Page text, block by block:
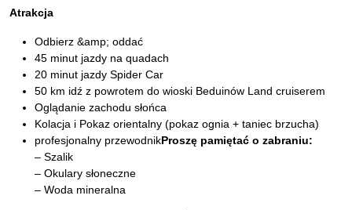
Atrakcja
Odbierz &amp; oddać
45 minut jazdy na quadach
20 minut jazdy Spider Car
50 km idź z powrotem do wioski Beduinów Land cruiserem
Oglądanie zachodu słońca
Kolacja i Pokaz orientalny (pokaz ognia + taniec brzucha)
profesjonalny przewodnikProszę pamiętać o zabraniu:
– Szalik
– Okulary słoneczne
– Woda mineralna